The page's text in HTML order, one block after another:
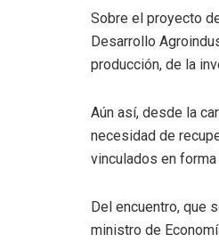
Sobre el proyecto
Desarrollo
producción, de la
Aún así, desde la
necesidad de
vinculados en
Del encuentro, que
ministro de